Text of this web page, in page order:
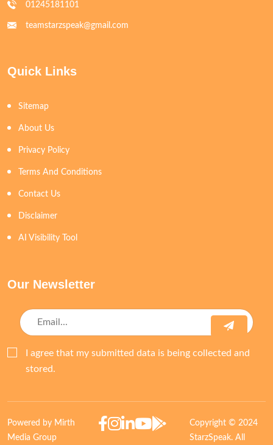
01245181101
teamstarzspeak@gmail.com
Quick Links
Sitemap
About Us
Privacy Policy
Terms And Conditions
Contact Us
Disclaimer
AI Visibility Tool
Our Newsletter
I agree that my submitted data is being collected and
stored.
Powered by Mirth
Media Group
Copyright © 2024
StarzSpeak. All